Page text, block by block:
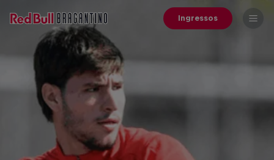
Ingressos